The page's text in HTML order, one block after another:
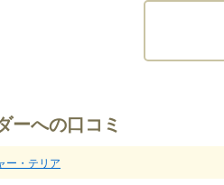
ーへの口コミ
ー・テリア